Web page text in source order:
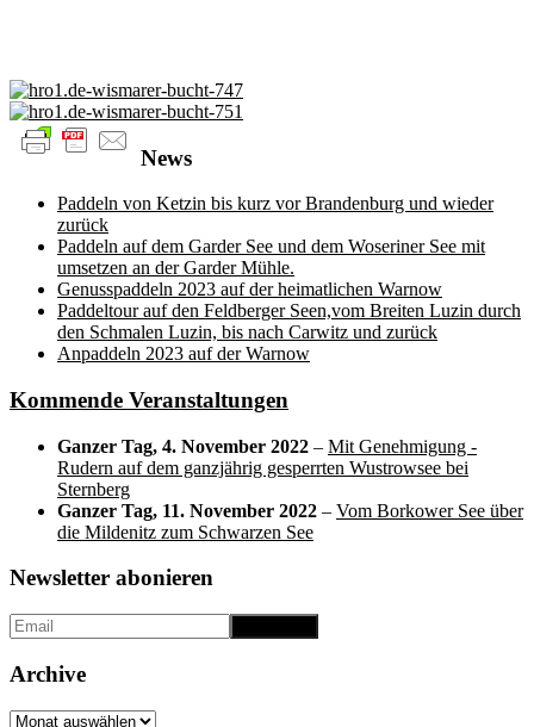
News
Paddeln von Ketzin bis kurz vor Brandenburg und wieder
zurück
Paddeln auf dem Garder See und dem Woseriner See mit
umsetzen an der Garder Mühle.
Genusspaddeln 2023 auf der heimatlichen Warnow
Paddeltour auf den Feldberger Seen,vom Breiten Luzin durch
den Schmalen Luzin, bis nach Carwitz und zurück
Anpaddeln 2023 auf der Warnow
Kommende Veranstaltungen
Ganzer Tag, 4. November 2022 – Mit Genehmigung -
Rudern auf dem ganzjährig gesperrten Wustrowsee bei
Sternberg
Ganzer Tag, 11. November 2022 – Vom Borkower See über
die Mildenitz zum Schwarzen See
Newsletter abonieren
Archive
Archive